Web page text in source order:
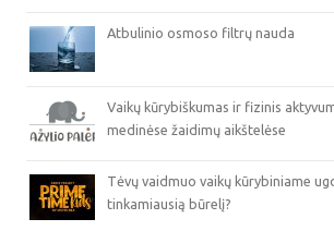
Atbulinio osmoso filtrų nauda
Vaikų kūrybiškumas ir fizinis
medinėse žaidimų aikštelėse
Tėvų vaidmuo vaikų kūrybiniame
tinkamiausią būrelį?